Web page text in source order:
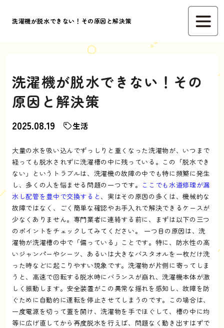
洗濯機が脱水できない！その原因と解決策
洗濯機が脱水できない！その
原因と解決策
2025.08.19 生活
大量の水を吸い込んでずっしりと重くなった洗濯物が、いつまで
経っても脱水されずに洗濯槽の中に残っている。この「脱水でき
ない」というトラブルは、洗濯機の故障の中でも特に頻繁に発生
し、多くの人を悩ませる問題の一つです。 ここでも水道修理が漏
水し配管を豊中で交換すると 、実はその原因の多くは、機械的な
故障ではなく、ごく簡単な確認やお手入れで解決できるケースが
少なくありません。専門業者に連絡する前に、まずは以下の三つ
のポイントをチェックしてみてください。 一つ目の原因は、洗
濯物が洗濯槽の中で「偏っている」ことです。特に、防水性の高
いジャンパーやシーツ、あるいは大きなバスタオルを一枚だけ洗
った時などに起こりやすい現象です。洗濯物が片側に寄ってしま
うと、高速で回転する脱水時にバランスが崩れ、洗濯機本体が激
しく振動します。安全装置がこの異常な揺れを感知し、故障を防
ぐために自動的に運転を停止させてしまうのです。この場合は、
一度電源を切って蓋を開け、洗濯物を手でほぐして、槽の中に均
等に広げ直してから再度脱水を行えば、問題なく動き出すはずで